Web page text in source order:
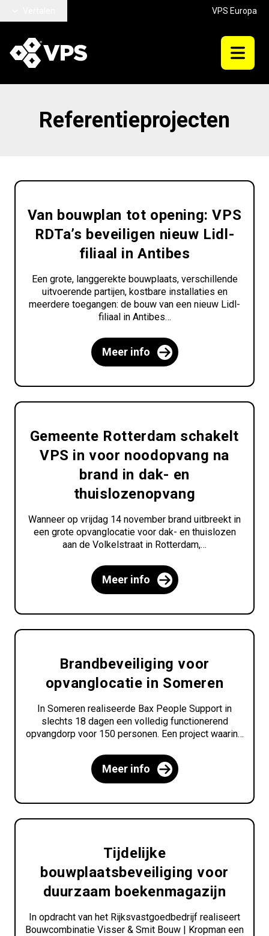
VPS Europa
Referentieprojecten
Van bouwplan tot opening: VPS
RDTa’s beveiligen nieuw Lidl-
filiaal in Antibes
Een grote, langgerekte bouwplaats, verschillende
uitvoerende partijen, kostbare installaties en
meerdere toegangen: de bouw van een nieuw Lidl-
filiaal in Antibes…
Meer info
Gemeente Rotterdam schakelt
VPS in voor noodopvang na
brand in dak- en
thuislozenopvang
Wanneer op vrijdag 14 november brand uitbreekt in
een grote opvanglocatie voor dak- en thuislozen
aan de Volkelstraat in Rotterdam,…
Meer info
Brandbeveiliging voor
opvanglocatie in Someren
In Someren realiseerde Bax People Support in
slechts 18 dagen een volledig functionerend
opvangdorp voor 150 personen. Een project waarin…
Meer info
Tijdelijke
bouwplaatsbeveiliging voor
duurzaam boekenmagazijn
In opdracht van het Rijksvastgoedbedrijf realiseert
Bouwcombinatie Visser & Smit Bouw | Kropman een